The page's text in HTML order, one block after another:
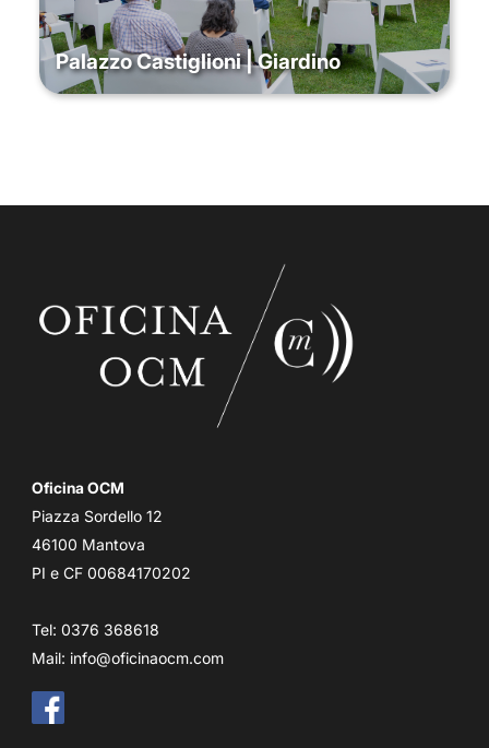
Palazzo Castiglioni | Giardino
Oficina OCM
Piazza Sordello 12
46100 Mantova
PI e CF 00684170202
Tel: 0376 368618
Mail: info@oficinaocm.com